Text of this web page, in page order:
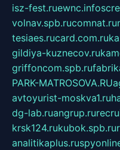
isz-fest.ruewnc.info
volnav.spb.rucomnat.ru
tesiaes.rucard.com.ru
gildiya-kuznecov.ru
griffoncom.spb.ru
PARK-MATROSOVA.RU
avtoyurist-moskva1.ru
dg-lab.ruangrup.ru
krsk124.rukubok.spb.ru
analitikaplus.ru